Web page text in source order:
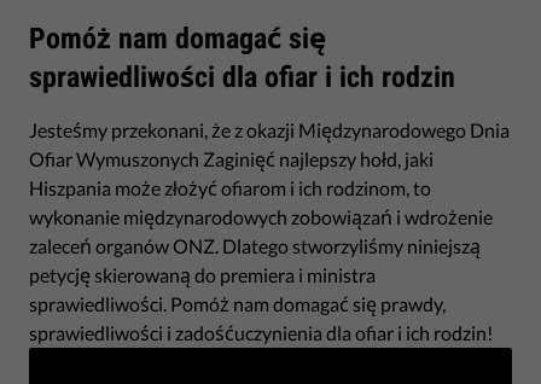
Pomóż nam domagać się
sprawiedliwości dla ofiar i ich rodzin
Jesteśmy przekonani, że z okazji Międzynarodowego Dnia
Ofiar Wymuszonych Zaginięć najlepszy hołd, jaki
Hiszpania może złożyć ofiarom i ich rodzinom, to
wykonanie międzynarodowych zobowiązań i wdrożenie
zaleceń organów ONZ. Dlatego stworzyliśmy niniejszą
petycję skierowaną do premiera i ministra
sprawiedliwości. Pomóż nam domagać się prawdy,
sprawiedliwości i zadośćuczynienia dla ofiar i ich rodzin!